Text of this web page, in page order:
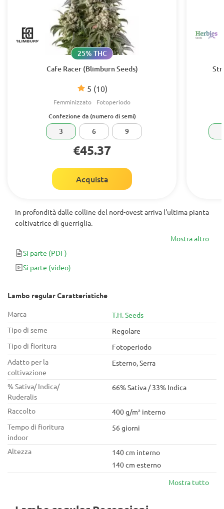
5 (10)
25% THC
Femminizzato Fotoperiodo
Confezione da (numero di semi)
3 6 9
€45.37
Acquista
In profondità dalle colline del nord-ovest arriva l'ultima pianta
Si parte
(PDF)
Marca
T.H. Seeds
Tipo di seme
Regolare
Tipo di fioritura
Fotoperiodo
Adatto per la
coltivazione
% Sativa/ Indica/
Ruderalis
Raccolto
400 g/m² interno
Tempo di fioritura
indoor
140 cm interno
140 cm esterno